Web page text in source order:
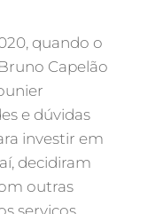
quando o
Capelão
e dúvidas
investir em
decidiram
outras